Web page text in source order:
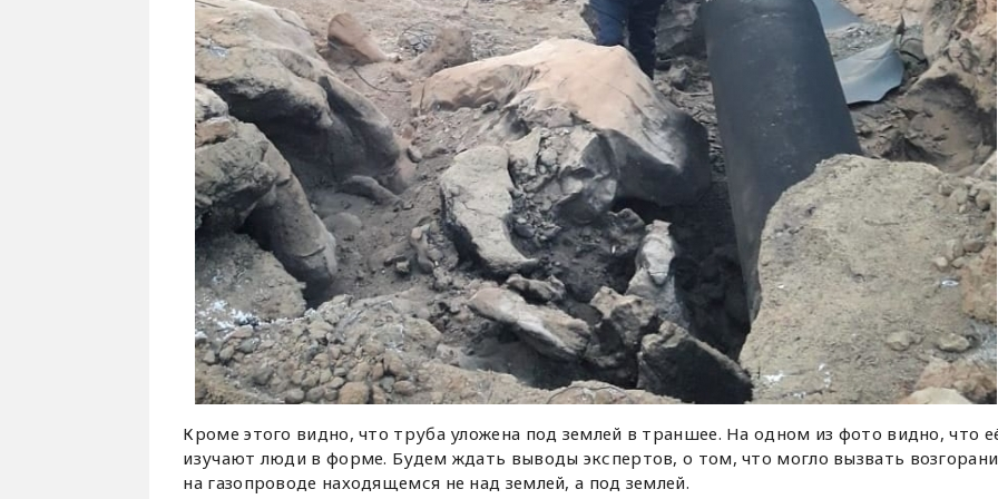
Кроме этого видно, что труба уложена под землей в траншее. На одном из фото видно, что
изучают люди в форме. Будем ждать выводы экспертов, о том, что могло вызвать
на газопроводе находящемся не над землей, а под землей.